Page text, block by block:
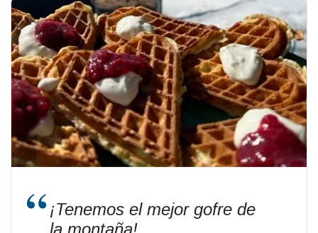
Aquí tienes todo bajo un mismo
techo y el buen olor de la comida
recién horneada te da la
bienvenida.
¡Tenemos el mejor gofre de
la montaña!